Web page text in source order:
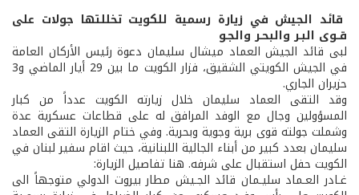
قائد الجيش في زيارة رسمية للكويت تخللتها جولات على
قــوى البـر والبحـر والجـو
لبى قائد الجيش العماد ميشال سليمان دعوة رئيس الأركان العامة
في الجيش الكويتي الشقيق، فزار الكويت ما بين 29 أيار الماضي و3
حزيران الجاري.
وقد التقى العماد سليمان خلال زيارته الكويت عدداً من كبار
المسؤولين وجال مع الوفد المرافق له على قطاعات عسكرية عدة
وشملت جولته قوى برية وجوية وبحرية. وفي ختام الزيارة التقى العماد
سليمان بعدد كبير من أبناء الجالية اللبنانية، حيث اقام سفير لبنان في
الكويت حفل استقبال على شرفه. هنا تفاصيل الزيارة:
غـادر العـماد سليـمان قائد الجـيش مطار بيروت الدولي متوجهاً الى